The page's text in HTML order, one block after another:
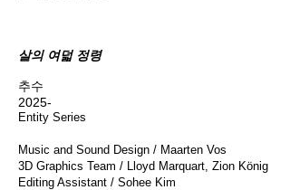
살의 여덟 정령
추수
2025-
Entity Series​​
Music and Sound Design / Maarten Vos
3D Graphics Team / Lloyd Marquart, Zion König
Editing Assistant / Sohee Kim